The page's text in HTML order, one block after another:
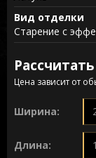
Вид отделки
Старение с
Цена зависит от
Ширина:
Длина: